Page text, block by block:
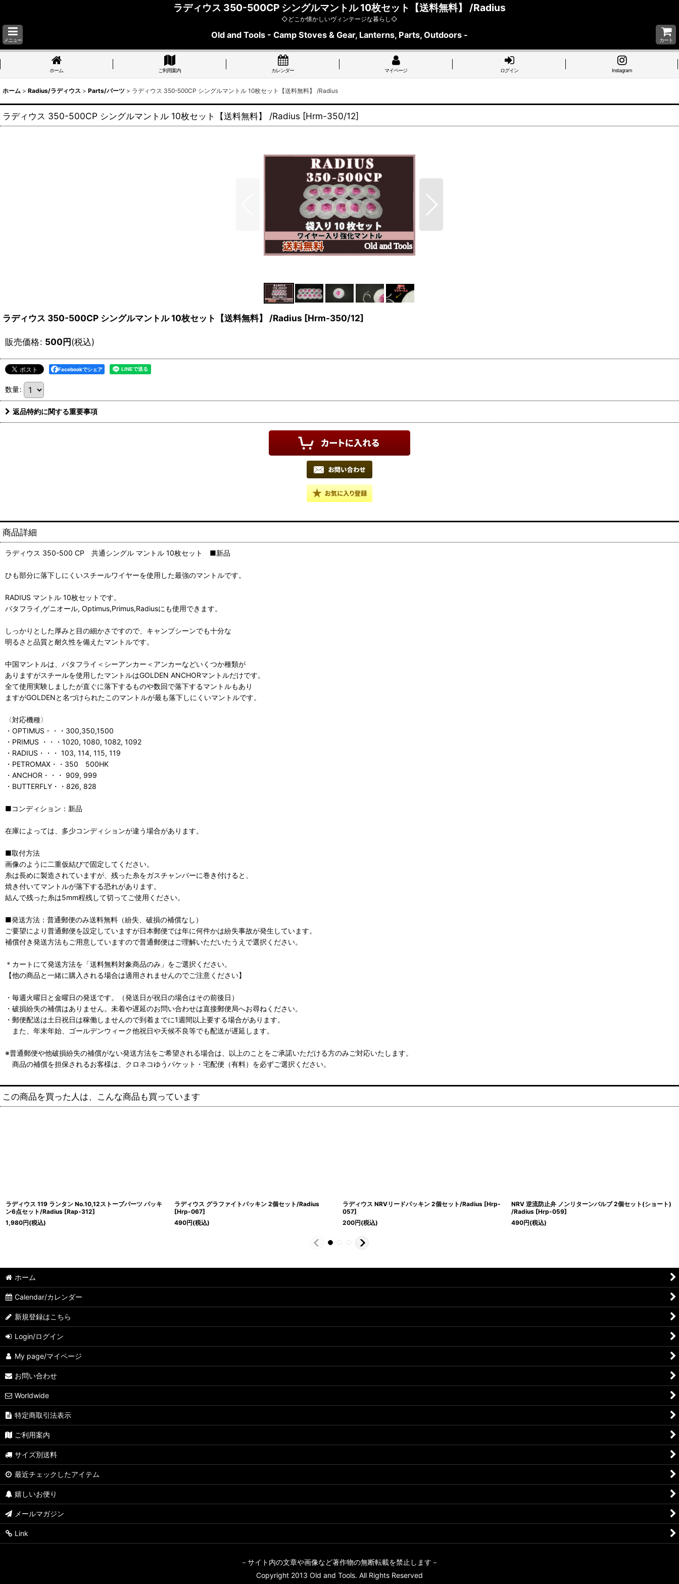
ラディウス 350-500CP シングルマントル 10枚セット【送料無料】 /Radius
◇どこか懐かしいヴィンテージな暮らし◇
メニュー
Old and Tools - Camp Stoves & Gear, Lanterns, Parts, Outdoors -
カート
ホーム ご利用案内 カレンダー マイページ ログイン Instagram
ホーム > Radius/ラディウス > Parts/パーツ > ラディウス 350-500CP シングルマントル 10枚セット【送料無料】 /Radius
ラディウス 350-500CP シングルマントル 10枚セット【送料無料】 /Radius [Hrm-350/12]
ラディウス 350-500CP シングルマントル 10枚セット【送料無料】 /Radius [Hrm-350/12]
販売価格: 500円(税込)
Facebookでシェア
数量:
返品特約に関する重要事項
商品詳細
ラディウス 350-500 CP 共通シングル マントル 10枚セット ■新品
ひも部分に落下しにくいスチールワイヤーを使用した最強のマントルです。
RADIUS マントル 10枚セットです。
バタフライ,ゲニオール, Optimus,Primus,Radiusにも使用できます。
しっかりとした厚みと目の細かさですので、キャンプシーンでも十分な
明るさと品質と耐久性を備えたマントルです。
中国マントルは、バタフライ＜シーアンカー＜アンカーなどいくつか種類が
ありますがスチールを使用したマントルはGOLDEN ANCHORマントルだけです。
全て使用実験しましたが直ぐに落下するものや数回で落下するマントルもあり
ますがGOLDENと名づけられたこのマントルが最も落下しにくいマントルです。
〈対応機種〉
・OPTIMUS・・・300,350,1500
・PRIMUS ・・・1020, 1080, 1082, 1092
・RADIUS・・・ 103, 114, 115, 119
・PETROMAX・・350 500HK
・ANCHOR・・・ 909, 999
・BUTTERFLY・・826, 828
■コンディション：新品
在庫によっては、多少コンディションが違う場合があります。
■取付方法
画像のように二重仮結びで固定してください。
糸は長めに製造されていますが、残った糸をガスチャンバーに巻き付けると、
焼き付いてマントルが落下する恐れがあります。
結んで残った糸は5mm程残して切ってご使用ください。
■発送方法：普通郵便のみ送料無料（紛失、破損の補償なし）
ご要望により普通郵便を設定していますが日本郵便では年に何件かは紛失事故が発生しています。
補償付き発送方法もご用意していますので普通郵便はご理解いただいたうえで選択ください。
＊カートにて発送方法を「送料無料対象商品のみ」をご選択ください。
【他の商品と一緒に購入される場合は適用されませんのでご注意ください】
・毎週火曜日と金曜日の発送です。（発送日が祝日の場合はその前後日）
・破損紛失の補償はありません。未着や遅延のお問い合わせは直接郵便局へお尋ねください。
・郵便配送は土日祝日は稼働しませんので到着までに1週間以上要する場合があります。
また、年末年始、ゴールデンウィーク他祝日や天候不良等でも配送が遅延します。
※普通郵便や他破損紛失の補償がない発送方法をご希望される場合は、以上のことをご承諾いただける方のみご対応いたします。
商品の補償を担保されるお客様は、クロネコゆうパケット・宅配便（有料）を必ずご選択ください。
この商品を買った人は、こんな商品も買っています
ラディウス 119 ランタン No.10,12ストーブパーツ パッキ
ン6点セット/Radius [Rap-312]
1,980円(税込)
ラディウス グラファイトパッキン 2個セット/Radius
[Hrp-067]
490円(税込)
ラディウス NRVリードパッキン 2個セット/Radius [Hrp-
057]
200円(税込)
NRV 逆流防止弁 ノンリターンバルブ 2個セット(ショート)
/Radius [Hrp-059]
490円(税込)
ホーム
Calendar/カレンダー
新規登録はこちら
Login/ログイン
My page/マイページ
お問い合わせ
Worldwide
特定商取引法表示
ご利用案内
サイズ別送料
最近チェックしたアイテム
嬉しいお便り
メールマガジン
Link
－サイト内の文章や画像など著作物の無断転載を禁止します－
Copyright 2013 Old and Tools. All Rights Reserved